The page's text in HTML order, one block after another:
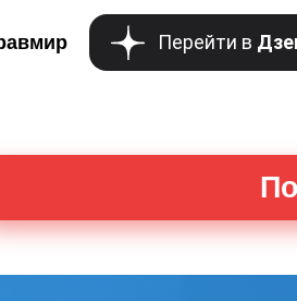
Перейти в